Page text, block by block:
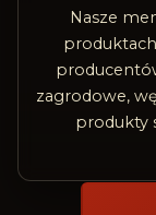
Nasze
zagrodowe,
produkty